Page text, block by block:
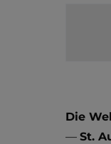
Die
— St.